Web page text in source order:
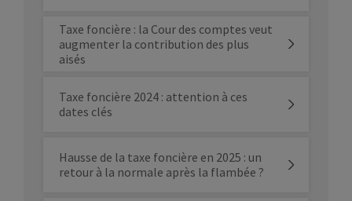
Taxe foncière : la Cour des comptes veut
augmenter la contribution des plus
aisés
Taxe foncière 2024 : attention à ces
dates clés
Hausse de la taxe foncière en 2025 : un
retour à la normale après la flambée ?